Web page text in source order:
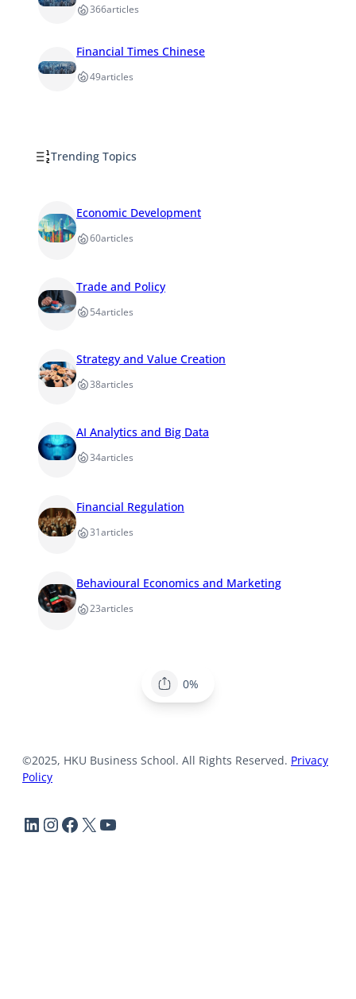
366articles
Financial Times Chinese
49articles
Trending Topics
Economic Development
60articles
Trade and Policy
54articles
Strategy and Value Creation
38articles
AI Analytics and Big Data
34articles
Financial Regulation
31articles
Behavioural Economics and Marketing
23articles
0%
©2025, HKU Business School. All Rights Reserved. Privacy
Policy
LinkedIn
Instagram
Facebook
X YouTube